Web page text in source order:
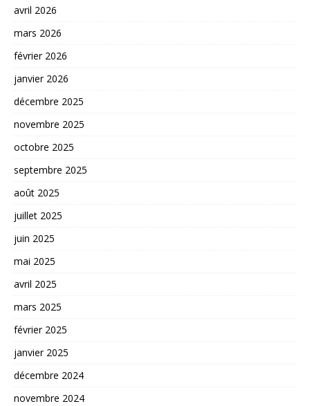
avril 2026
mars 2026
février 2026
janvier 2026
décembre 2025
novembre 2025
octobre 2025
septembre 2025
août 2025
juillet 2025
juin 2025
mai 2025
avril 2025
mars 2025
février 2025
janvier 2025
décembre 2024
novembre 2024